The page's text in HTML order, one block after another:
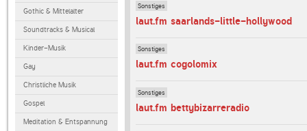
Gothic & Mittelalter
Soundtracks & Musical
Kinder-Musik
Gay
Christliche Musik
Gospel
Meditation & Entspannung
Sonstiges
laut.fm saarlands-little-hollywood
Sonstiges
laut.fm cogolomix
Sonstiges
laut.fm bettybizarreradio